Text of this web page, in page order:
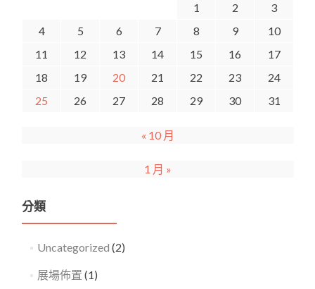
1
2
3
4
5 6 7 8 9
10
11
12 13 14 15 16
17
18
19 20 21 22 23
24
25
26 27 28 29 30 31
« 10 月
1 月 »
分類
Uncategorized (2)
展場佈置 (1)